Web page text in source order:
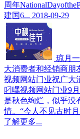
周年
建国6... 2018-09-29
琼月
大消费者和经销商朋
视频网站门业祝广大
叼嘿视频网站门业9
是秋色绚烂，似乎没
情。“今人不见古时
了解更多...